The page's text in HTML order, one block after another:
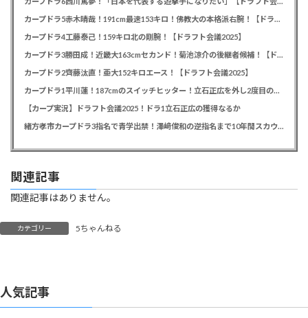
カープドラ5赤木晴哉！191cm最速153キロ！佛教大の本格派右腕！【ドラフト会議2025】
カープドラ4工藤泰己！159キロ北の剛腕！【ドラフト会議2025】
カープドラ3勝田成！近畿大163cmセカンド！菊池涼介の後継者候補！【ドラフト会議2025】
カープドラ2齊藤汰直！亜大152キロエース！【ドラフト会議2025】
カープドラ1平川蓮！187cmのスイッチヒッター！立石正広を外し2度目の重複も新井監督がクジを引き当てる！【ドラフト会議2025】
【カープ実況】ドラフト会議2025！ドラ1立石正広の獲得なるか
緒方孝市カープドラ3指名で青学出禁！澤﨑俊和の逆指名まで10年間スカウト出禁
関連記事
関連記事はありません。
カテゴリー 5ちゃんねる
人気記事